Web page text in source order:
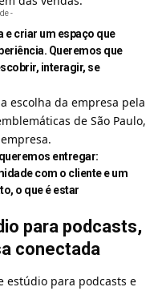
-
e criar um espaço que
Queremos que
interagir, se
escolha da empresa pela
de São Paulo,
entregar:
com o cliente e um
o que é estar
para podcasts,
conectada
estúdio para podcasts e